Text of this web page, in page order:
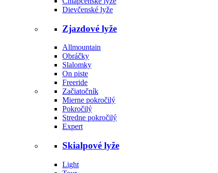
Dievčenské lyže
Zjazdové lyže
Allmountain
Obráčky
Slalomky
On piste
Freeride
Začiatočník
Mierne pokročilý
Pokročilý
Stredne pokročilý
Expert
Skialpové lyže
Light